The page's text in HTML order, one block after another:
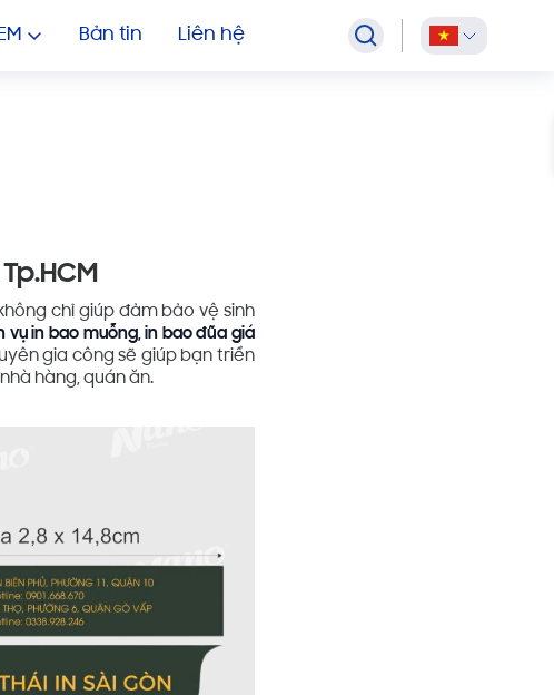
In Hộp Khăn Giấy Theo Yêu Cầu
TỜ GIA CÔNG GIẤY VỆ SINH
Bản tin Liên hệ
chỉ giúp đảm bảo vệ sinh
vụ in bao muỗng, in bao đũa giá
gia công sẽ giúp bạn triển
hàng, quán ăn.